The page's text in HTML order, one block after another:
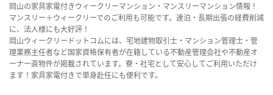
岡山の家具家電付きウィークリーマンション・マンスリーマンション情報！
マンスリー＋ウィークリーでのご利用も可能です。連泊・長期出張の経費削減
に、法人様にも大好評！
岡山ウィークリードットコムには、宅地建物取引士・マンション管理士・管
理業務主任者など国家資格保有者が在籍している不動産管理会社や不動産オ
ーナー直物件が掲載されています。寮・社宅として安心してご利用いただけ
ます！家具家電付きで単身赴任にも便利です。